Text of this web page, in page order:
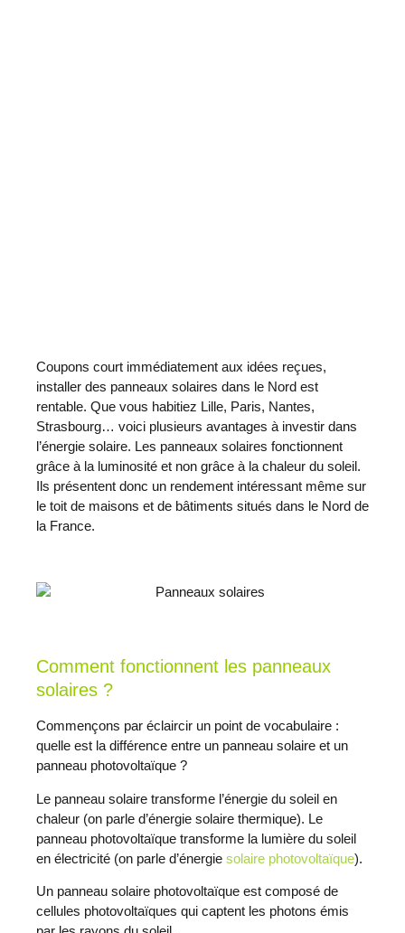
Coupons court immédiatement aux idées reçues,
installer des panneaux solaires dans le Nord est
rentable. Que vous habitiez Lille, Paris, Nantes,
Strasbourg… voici plusieurs avantages à investir dans
l’énergie solaire. Les panneaux solaires fonctionnent
grâce à la luminosité et non grâce à la chaleur du soleil.
Ils présentent donc un rendement intéressant même sur
le toit de maisons et de bâtiments situés dans le Nord de
la France.
Comment fonctionnent les panneaux
solaires ?
Commençons par éclaircir un point de vocabulaire :
quelle est la différence entre un panneau solaire et un
panneau photovoltaïque ?
Le panneau solaire transforme l’énergie du soleil en
chaleur (on parle d’énergie solaire thermique). Le
panneau photovoltaïque transforme la lumière du soleil
en électricité (on parle d’énergie solaire photovoltaïque).
Un panneau solaire photovoltaïque est composé de
cellules photovoltaïques qui captent les photons émis